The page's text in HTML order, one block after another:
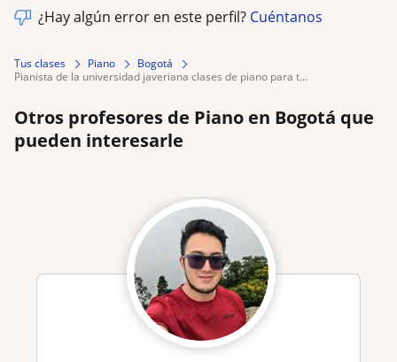
¿Hay algún error en este perfil? Cuéntanos
Tus clases Piano
Bogotá
pianista de la universidad javeriana clases de piano para t...
Otros profesores de Piano en Bogotá que
pueden interesarle